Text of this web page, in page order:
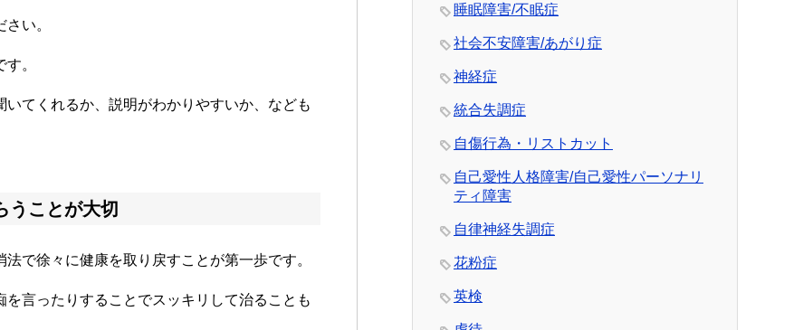
い。
。
てくれるか、説明がわかりやすいか、なども
うことが大切
で徐々に健康を取り戻すことが第一歩です。
言ったりすることでスッキリして治ることも
睡眠障害/不眠症
社会不安障害/あがり症
神経症
統合失調症
自傷行為・リストカット
自己愛性人格障害/自己愛性パーソナリ
ティ障害
自律神経失調症
花粉症
英検